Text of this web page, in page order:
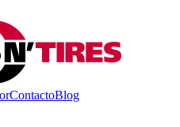
ContactoBlog